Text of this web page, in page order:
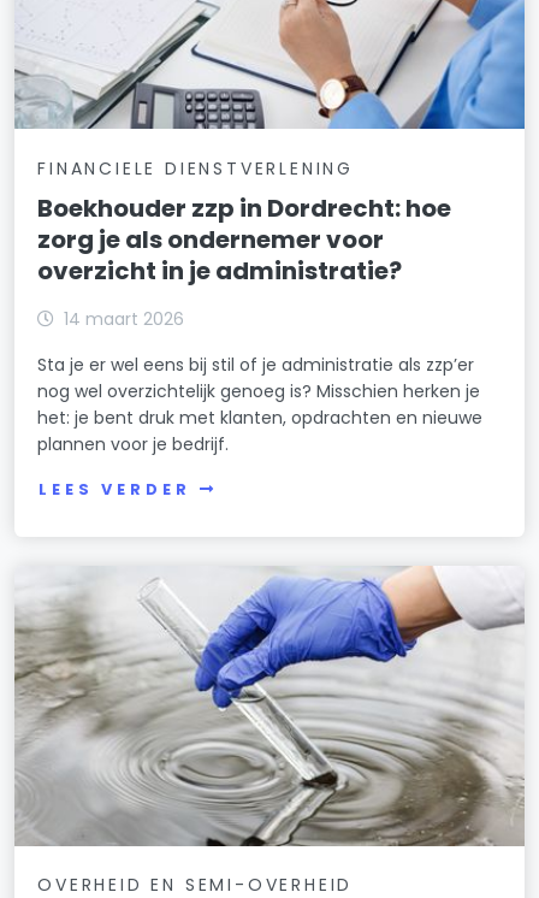
FINANCIELE DIENSTVERLENING
Boekhouder zzp in Dordrecht: hoe
zorg je als ondernemer voor
overzicht in je administratie?
14 maart 2026
Sta je er wel eens bij stil of je administratie als zzp’er
nog wel overzichtelijk genoeg is? Misschien herken je
het: je bent druk met klanten, opdrachten en nieuwe
plannen voor je bedrijf.
LEES VERDER
OVERHEID EN SEMI-OVERHEID